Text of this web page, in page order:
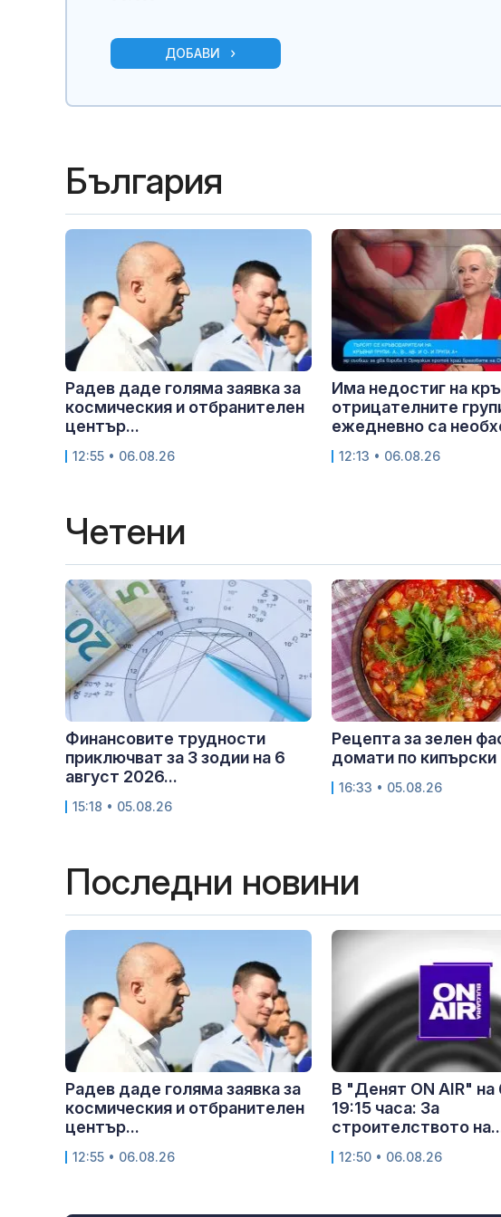
ДОБАВИ
България
Радев даде голяма заявка за
космическия и отбранителен
център...
12:55 • 06.08.26
Има недостиг на
отрицателните
ежедневно са
12:13 • 06.08.26
Четени
Финансовите трудности
приключват за 3 зодии на 6
август 2026...
15:18 • 05.08.26
Рецепта за зелен
домати по кипърски
16:33 • 05.08.26
Последни новини
Радев даде голяма заявка за
космическия и отбранителен
център...
12:55 • 06.08.26
В "Денят ON AIR" на
19:15 часа: За
строителството
12:50 • 06.08.26